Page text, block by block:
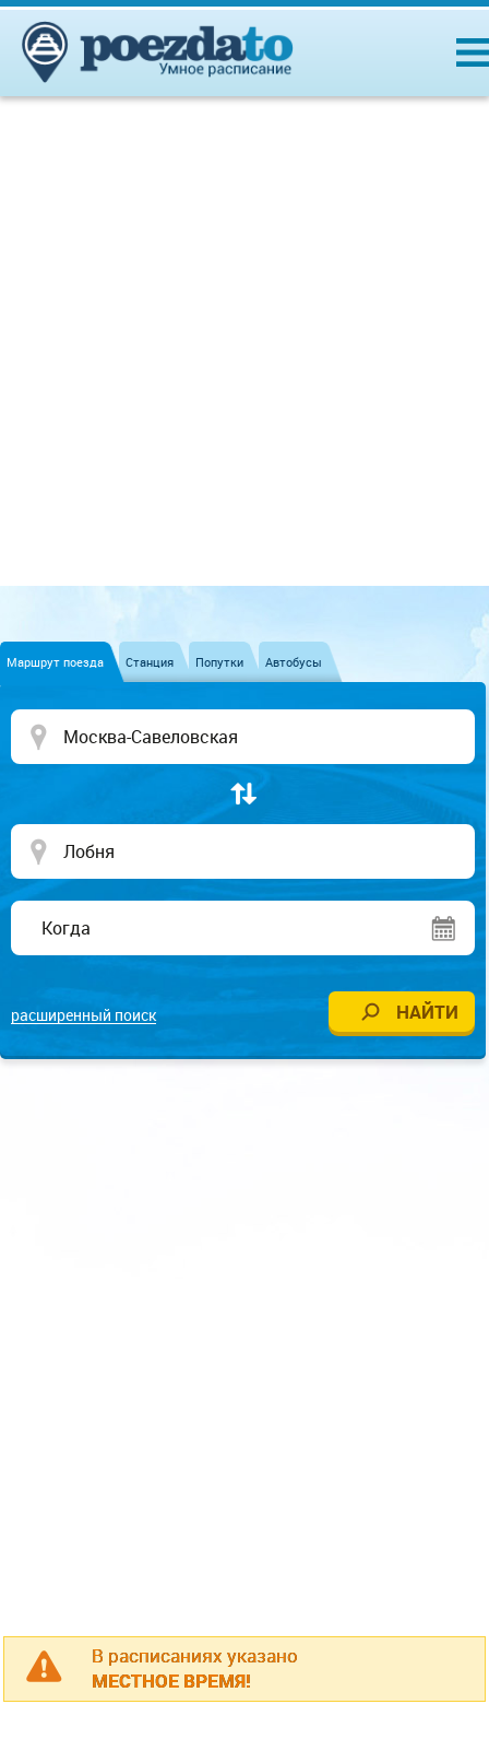
Маршрут поезда Станция Попутки Автобусы
расширенный поиск
В расписаниях указано
МЕСТНОЕ ВРЕМЯ!